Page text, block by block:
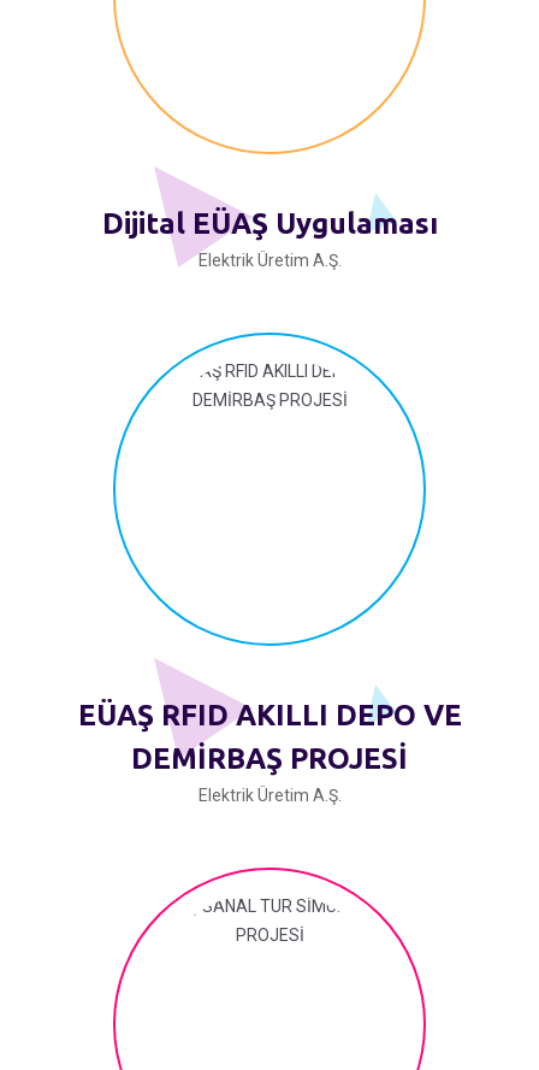
Dijital EÜAŞ Uygulaması
Elektrik Üretim A.Ş.
EÜAŞ RFID AKILLI DEPO VE
DEMİRBAŞ PROJESİ
Elektrik Üretim A.Ş.